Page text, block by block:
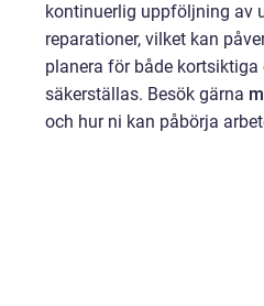
kontinuerlig uppföljning av
reparationer, vilket kan
planera för både
säkerställas. Besök gärna
och hur ni kan påbörja